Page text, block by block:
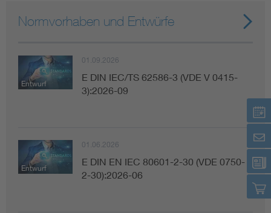
Normvorhaben und Entwürfe
Entwurf
01.09.2026
E DIN IEC/TS 62586-3 (VDE V 0415-
3):2026-09
Entwurf
01.06.2026
E DIN EN IEC 80601-2-30 (VDE 0750-
2-30):2026-06